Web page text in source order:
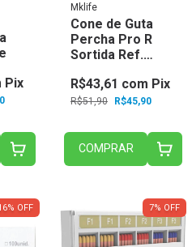
Pix
Mklife
Cone de Guta
Percha Pro R
Sortida Ref.
Life
R$51,90 R$45,90
R$43,61 com Pix
COMPRAR
% OFF 7% OFF